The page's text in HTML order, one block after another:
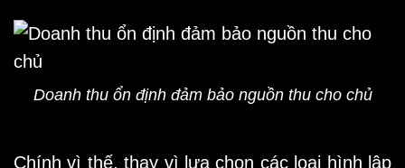
Doanh thu ổn định đảm bảo nguồn thu cho chủ
Chính vì thế, thay vì lựa chọn các loại hình lập